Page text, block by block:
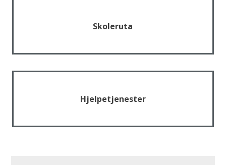
Skoleruta
Hjelpetjenester